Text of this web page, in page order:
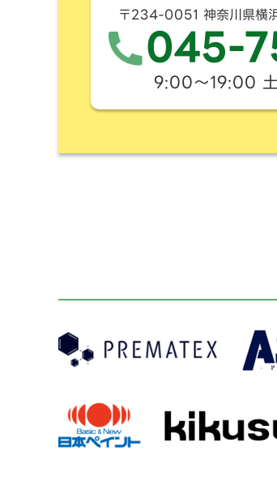
〒234-0051 神奈川県横
045-
9:00〜19:00 土